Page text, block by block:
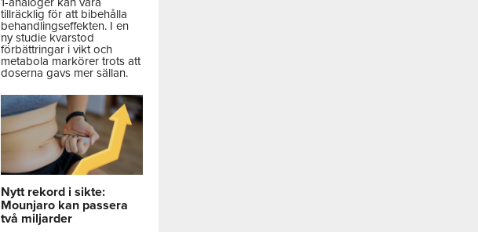
tillräcklig för att bibehålla
behandlingseffekten. I en
ny studie kvarstod
förbättringar i vikt och
metabola markörer trots att
doserna gavs mer sällan.
Nytt rekord i sikte:
Mounjaro kan passera
två miljarder